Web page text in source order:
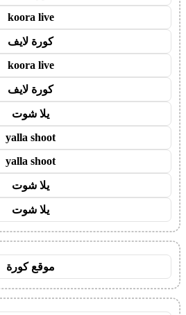
koora live
كورة لايف
koora live
كورة لايف
يلا شوت
yalla shoot
yalla shoot
يلا شوت
يلا شوت
موقع كورة